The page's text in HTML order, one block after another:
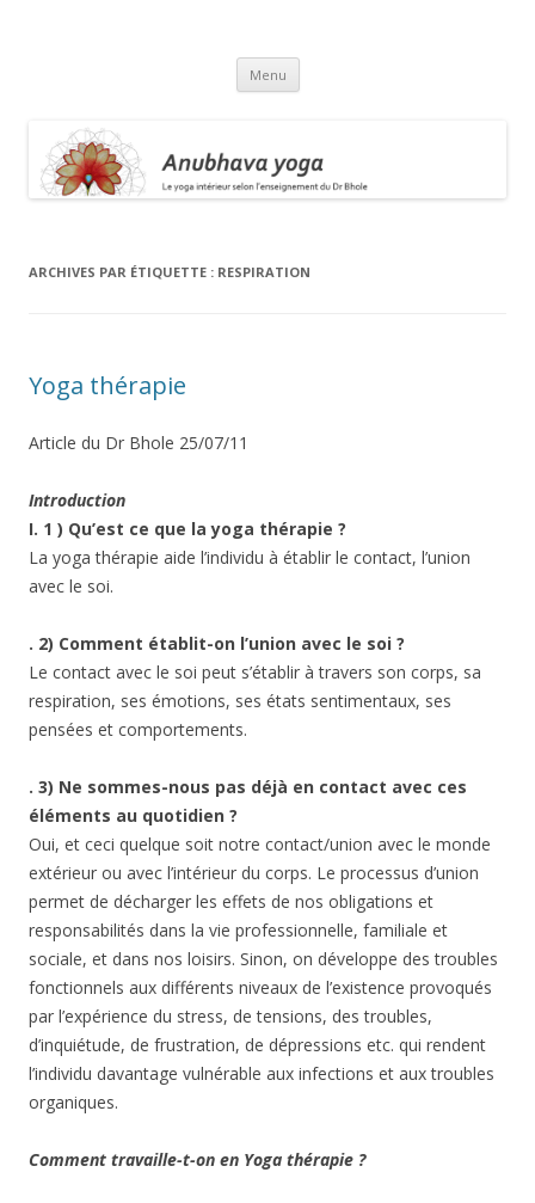
Menu Aller
contenu
ARCHIVES PAR ÉTIQUETTE : RESPIRATION
Yoga thérapie
Article du Dr Bhole 25/07/11
Introduction
I. 1 ) Qu’est ce que la yoga thérapie ?
La yoga thérapie aide l’individu à établir le contact, l’union
avec le soi.
. 2) Comment établit-on l’union avec le soi ?
Le contact avec le soi peut s’établir à travers son corps, sa
respiration, ses émotions, ses états sentimentaux, ses
pensées et comportements.
. 3) Ne sommes-nous pas déjà en contact avec ces
éléments au quotidien ?
Oui, et ceci quelque soit notre contact/union avec le monde
extérieur ou avec l’intérieur du corps. Le processus d’union
permet de décharger les effets de nos obligations et
responsabilités dans la vie professionnelle, familiale et
sociale, et dans nos loisirs. Sinon, on développe des troubles
fonctionnels aux différents niveaux de l’existence provoqués
par l’expérience du stress, de tensions, des troubles,
d’inquiétude, de frustration, de dépressions etc. qui rendent
l’individu davantage vulnérable aux infections et aux troubles
organiques.
Comment travaille-t-on en Yoga thérapie ?